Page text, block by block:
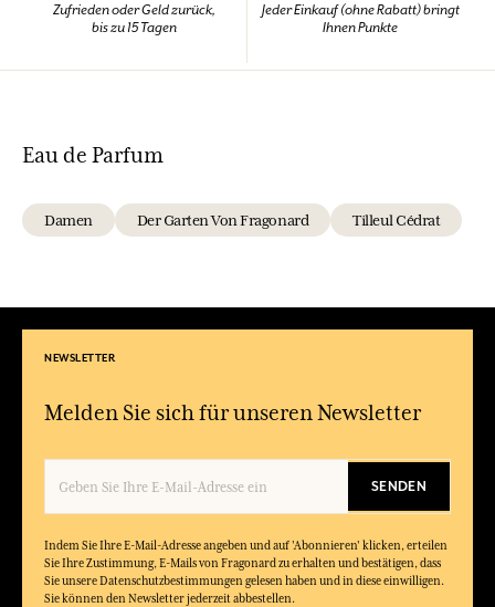
Zufrieden oder Geld zurück,
bis zu 15 Tagen
Jeder Einkauf (ohne Rabatt) bringt
Ihnen Punkte
Eau de Parfum
Damen Der Garten Von Fragonard Tilleul Cédrat
NEWSLETTER
Melden Sie sich für unseren Newsletter
SENDEN
Indem Sie Ihre E-Mail-Adresse angeben und auf 'Abonnieren' klicken, erteilen
Sie Ihre Zustimmung, E-Mails von Fragonard zu erhalten und bestätigen, dass
Sie unsere Datenschutzbestimmungen gelesen haben und in diese einwilligen.
Sie können den Newsletter jederzeit abbestellen.